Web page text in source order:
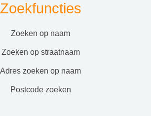
Zoekfuncties
zoeken op naam
zoeken op straatnaam
adres zoeken op naam
postcode zoeken